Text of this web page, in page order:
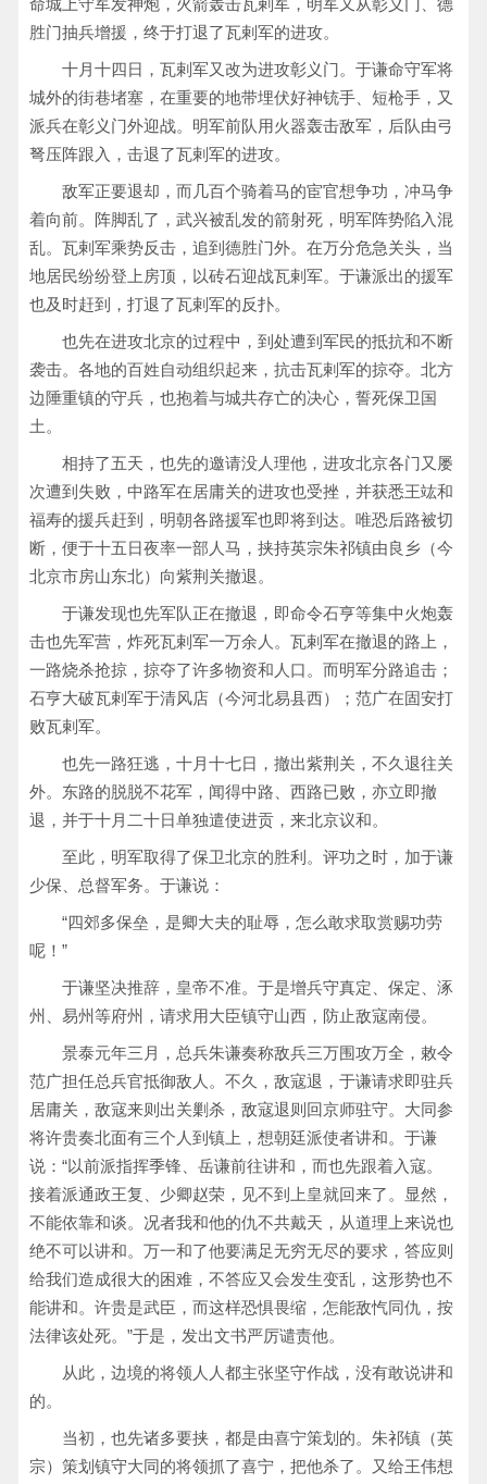
命城上守军发神炮，火箭轰击瓦剌军，明军又从彰义门、德
胜门抽兵增援，终于打退了瓦剌军的进攻。
十月十四日，瓦剌军又改为进攻彰义门。于谦命守军将
城外的街巷堵塞，在重要的地带埋伏好神铳手、短枪手，又
派兵在彰义门外迎战。明军前队用火器轰击敌军，后队由弓
弩压阵跟入，击退了瓦剌军的进攻。
敌军正要退却，而几百个骑着马的宦官想争功，冲马争
着向前。阵脚乱了，武兴被乱发的箭射死，明军阵势陷入混
乱。瓦剌军乘势反击，追到德胜门外。在万分危急关头，当
地居民纷纷登上房顶，以砖石迎战瓦剌军。于谦派出的援军
也及时赶到，打退了瓦剌军的反扑。
也先在进攻北京的过程中，到处遭到军民的抵抗和不断
袭击。各地的百姓自动组织起来，抗击瓦剌军的掠夺。北方
边陲重镇的守兵，也抱着与城共存亡的决心，誓死保卫国
土。
相持了五天，也先的邀请没人理他，进攻北京各门又屡
次遭到失败，中路军在居庸关的进攻也受挫，并获悉王竑和
福寿的援兵赶到，明朝各路援军也即将到达。唯恐后路被切
断，便于十五日夜率一部人马，挟持英宗朱祁镇由良乡（今
北京市房山东北）向紫荆关撤退。
于谦发现也先军队正在撤退，即命令石亨等集中火炮轰
击也先军营，炸死瓦剌军一万余人。瓦剌军在撤退的路上，
一路烧杀抢掠，掠夺了许多物资和人口。而明军分路追击；
石亨大破瓦剌军于清风店（今河北易县西）；范广在固安打
败瓦剌军。
也先一路狂逃，十月十七日，撤出紫荆关，不久退往关
外。东路的脱脱不花军，闻得中路、西路已败，亦立即撤
退，并于十月二十日单独遣使进贡，来北京议和。
至此，明军取得了保卫北京的胜利。评功之时，加于谦
少保、总督军务。于谦说：
“四郊多保垒，是卿大夫的耻辱，怎么敢求取赏赐功劳
呢！”
于谦坚决推辞，皇帝不准。于是增兵守真定、保定、涿
州、易州等府州，请求用大臣镇守山西，防止敌寇南侵。
景泰元年三月，总兵朱谦奏称敌兵三万围攻万全，敕令
范广担任总兵官抵御敌人。不久，敌寇退，于谦请求即驻兵
居庸关，敌寇来则出关剿杀，敌寇退则回京师驻守。大同参
将许贵奏北面有三个人到镇上，想朝廷派使者讲和。于谦
说：“以前派指挥季锋、岳谦前往讲和，而也先跟着入寇。
接着派通政王复、少卿赵荣，见不到上皇就回来了。显然，
不能依靠和谈。况者我和他的仇不共戴天，从道理上来说也
绝不可以讲和。万一和了他要满足无穷无尽的要求，答应则
给我们造成很大的困难，不答应又会发生变乱，这形势也不
能讲和。许贵是武臣，而这样恐惧畏缩，怎能敌忾同仇，按
法律该处死。”于是，发出文书严厉谴责他。
从此，边境的将领人人都主张坚守作战，没有敢说讲和
的。
当初，也先诸多要挟，都是由喜宁策划的。朱祁镇（英
宗）策划镇守大同的将领抓了喜宁，把他杀了。又给王伟想